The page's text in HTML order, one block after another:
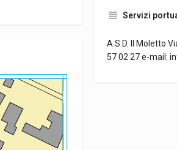
Servizi
A.S.D. Il Moletto
57 02 27 e-mail: